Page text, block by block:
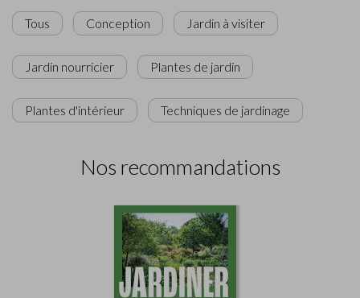
Tous Conception Jardin à visiter
Jardin nourricier Plantes de jardin
Plantes d'intérieur Techniques de jardinage
Nos recommandations